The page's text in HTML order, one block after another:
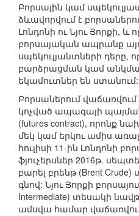
Բորսային կամ
ձևավորվում է
Լոնդոնի ու Նյու Յորքի,
բորսայական ապրանք
սպեկուլյանտների դերը,
բարձրացման կամ
եկամուտներ են ստանում:
Բորսաներում վաճառվում
կոչված ապագայի
(futures contract), որոնք
մեկ կամ երկու ամիս
հուլիսի 11-ին Լոնդոնի
ֆյուչերսներ 2016թ.
բարել բրենթ (Brent
գնով: Նյու Յորքի
Intermediate) տեսակի
ամսվա համար